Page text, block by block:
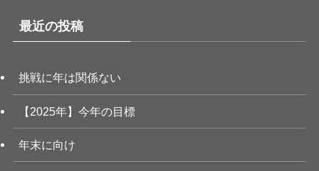
最近の投稿
挑戦に年は関係ない
【2025年】今年の目標
年末に向け